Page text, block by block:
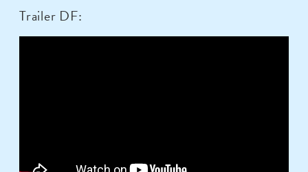
Trailer DF: